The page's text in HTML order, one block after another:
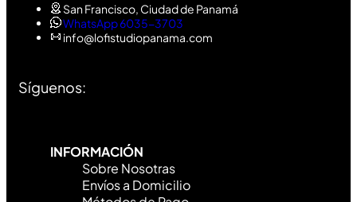
San Francisco, Ciudad de Panamá
WhatsApp 6035-3703
info@lofistudiopanama.com
Síguenos:
INFORMACIÓN
Sobre Nosotras
Envíos a Domicilio